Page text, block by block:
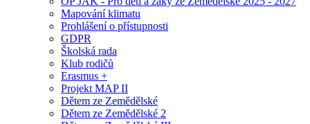
Mapování klimatu
Prohlášení o přístupnosti
GDPR
Školská rada
Klub rodičů
Erasmus +
Projekt MAP II
Dětem ze Zemědělské
Dětem ze Zemědělské 2